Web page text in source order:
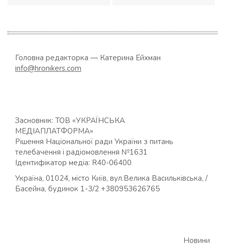
Головна редакторка — Катерина Ейхман
info@hronikers.com
Засновник: ТОВ «УКРАЇНСЬКА
МЕДІАПЛАТФОРМА»
Рішення Національної ради України з питань
телебачення і радіомовлення №1631
Ідентифікатор медіа: R40-06400
Україна, 01024, місто Київ, вул.Велика Васильківська, /
Басейна, будинок 1-3/2 +380953626765
Новини